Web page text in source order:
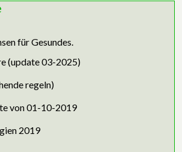
für Gesundes.
(update 03-2025)
regeln)
von 01-10-2019
2019